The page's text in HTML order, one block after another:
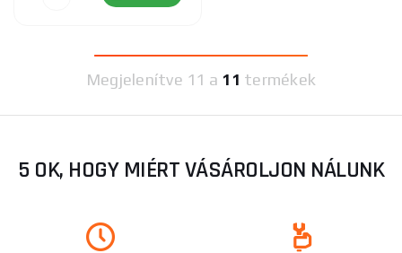
Megjelenítve 11 a 11 termékek
5 OK, HOGY MIÉRT VÁSÁROLJON NÁLUNK